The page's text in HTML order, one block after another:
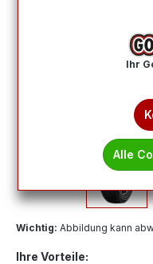
Wichtig: Abbildung kann
Ihre Vorteile:
Ihr
Alle